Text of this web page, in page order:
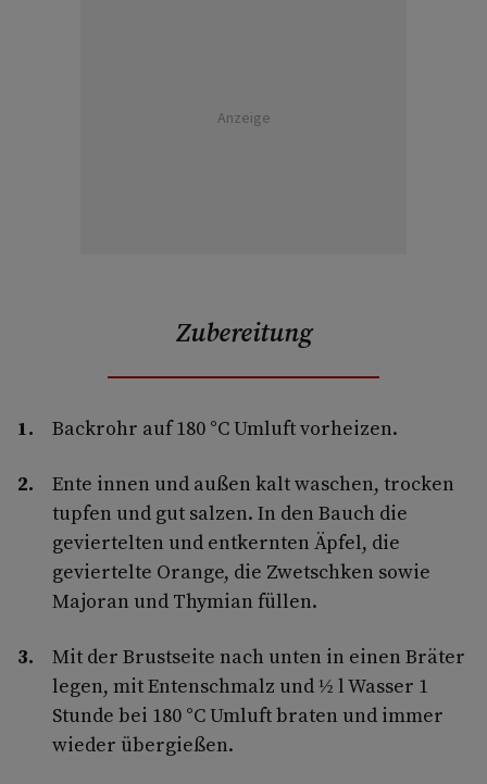
Anzeige
Zubereitung
Backrohr auf 180 °C Umluft vorheizen.
Ente innen und außen kalt waschen, trocken
tupfen und gut salzen. In den Bauch die
geviertelten und entkernten Äpfel, die
geviertelte Orange, die Zwetschken sowie
Majoran und Thymian füllen.
Mit der Brustseite nach unten in einen Bräter
legen, mit Entenschmalz und ½ l Wasser 1
Stunde bei 180 °C Umluft braten und immer
wieder übergießen.